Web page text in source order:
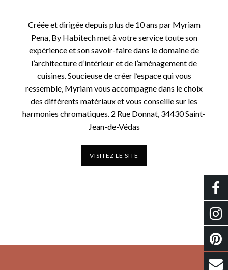
Créée et dirigée depuis plus de 10 ans par Myriam
Pena, By Habitech met à votre service toute son
expérience et son savoir-faire dans le domaine de
l’architecture d’intérieur et de l’aménagement de
cuisines. Soucieuse de créer l’espace qui vous
ressemble, Myriam vous accompagne dans le choix
des différents matériaux et vous conseille sur les
harmonies chromatiques. 2 Rue Donnat, 34430 Saint-
Jean-de-Védas
VISITEZ LE SITE